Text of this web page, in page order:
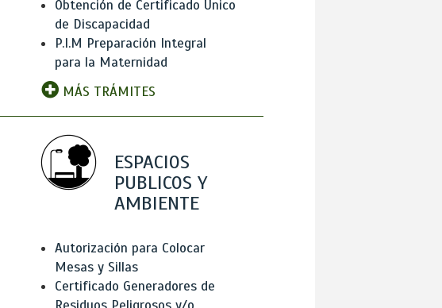
Obtención de Certificado Único
de Discapacidad
P.I.M Preparación Integral
para la Maternidad
MÁS TRÁMITES
ESPACIOS
PUBLICOS Y
AMBIENTE
Autorización para Colocar
Mesas y Sillas
Certificado Generadores de